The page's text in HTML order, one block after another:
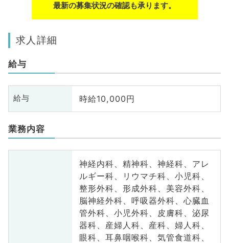
最新の募集状況の確認も承ります。
求人詳細
給与
給与 時給10,000円
業務内容
神経内科、精神科、神経科、アレ
ルギー科、リウマチ科、小児科、
整形外科、形成外科、美容外科、
脳神経外科、呼吸器外科、心臓血
管外科、小児外科、皮膚科、泌尿
器科、産婦人科、産科、婦人科、
眼科、耳鼻咽喉科、気管食道科、